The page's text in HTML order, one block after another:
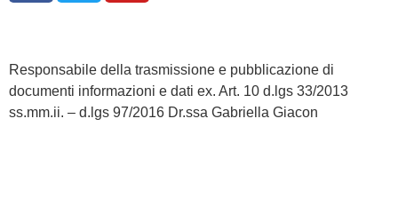
Responsabile della trasmissione e pubblicazione di
documenti informazioni e dati ex. Art. 10 d.lgs 33/2013
ss.mm.ii. – d.lgs 97/2016 Dr.ssa Gabriella Giacon